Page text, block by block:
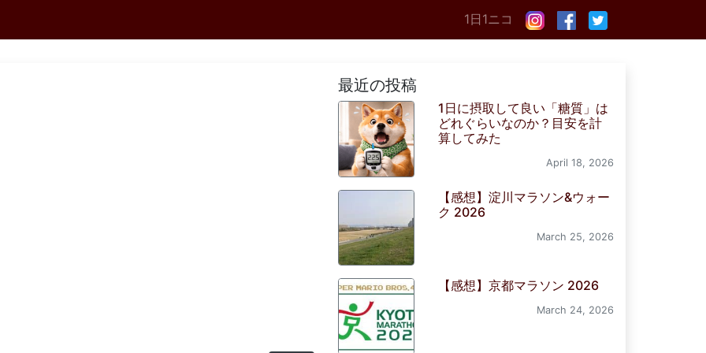
1日1ニコ
最近の投稿
1日に摂取して良い「糖質」は
どれぐらいなのか？目安を計
算してみた
April 18, 2026
【感想】淀川マラソン&ウォー
ク 2026
March 25, 2026
【感想】京都マラソン 2026
March 24, 2026